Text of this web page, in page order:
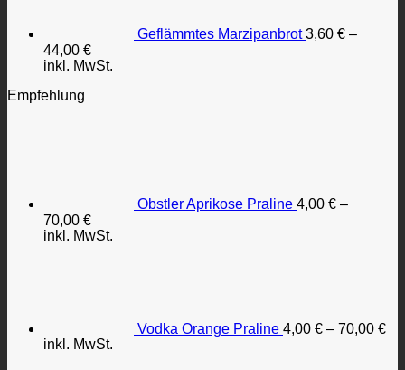
Geflämmtes Marzipanbrot 3,60 € –
44,00 €
inkl. MwSt.
Empfehlung
Obstler Aprikose Praline 4,00 € –
70,00 €
inkl. MwSt.
Vodka Orange Praline 4,00 € – 70,00 €
inkl. MwSt.